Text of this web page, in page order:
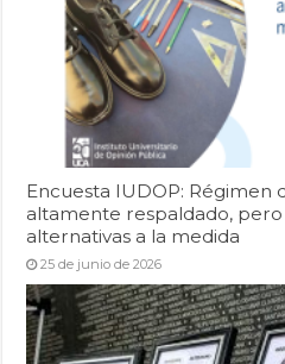
Encuesta IUDOP: Régimen
altamente respaldado,
alternativas a la medida
25 de junio de 2026